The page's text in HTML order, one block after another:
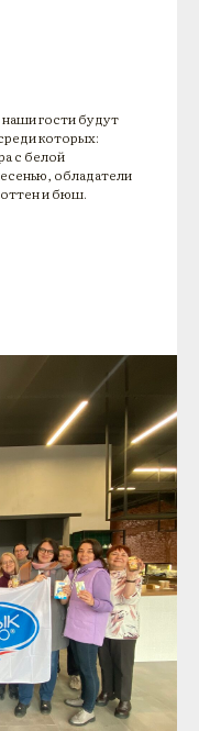
гости будут
которых:
с белой
обладатели
и бюш.